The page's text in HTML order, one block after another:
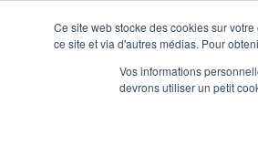
Ce site web stocke des cookies sur
ce site et via d'autres médias. Pour
Vos informations
devrons utiliser un petit